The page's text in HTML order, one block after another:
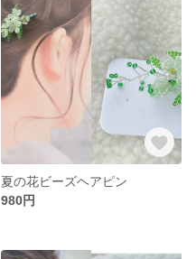
夏の花ビーズヘアピン
980円